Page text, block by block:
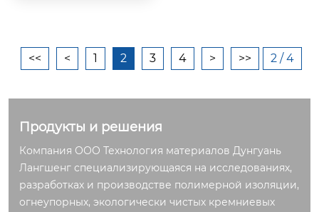
<< < 1 2 3 4 > >> 2 / 4
Продукты и решения
Компания ООО Технология материалов Дунгуань
Лангшенг специализирующаяся на исследованиях,
разработках и производстве полимерной изоляции,
огнеупорных, экологически чистых кремниевых